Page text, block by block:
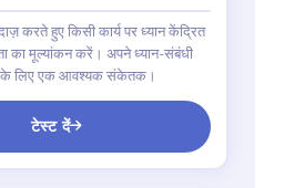
करते हुए किसी कार्य पर ध्यान केंद्रित
का मूल्यांकन करें। अपने ध्यान-संबंधी
के लिए एक आवश्यक संकेतक।
टेस्ट दें